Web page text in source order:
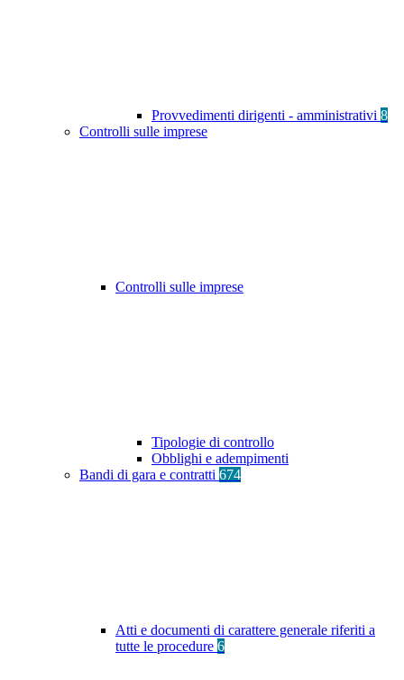
Provvedimenti dirigenti - amministrativi 8
Controlli sulle imprese
Controlli sulle imprese
Tipologie di controllo
Obblighi e adempimenti
Bandi di gara e contratti 674
Atti e documenti di carattere generale riferiti a
tutte le procedure 6